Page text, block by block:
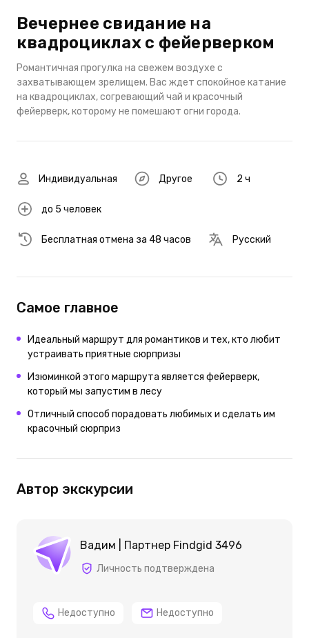
Вечернее свидание на
квадроциклах с фейерверком
Романтичная прогулка на свежем воздухе с
захватывающем зрелищем. Вас ждет спокойное катание
на квадроциклах, согревающий чай и красочный
фейерверк, которому не помешают огни города.
Индивидуальная Другое 2 ч
до 5 человек
Бесплатная отмена за 48 часов Русский
Самое главное
Идеальный маршрут для романтиков и тех, кто любит
устраивать приятные сюрпризы
Изюминкой этого маршрута является фейерверк,
который мы запустим в лесу
Отличный способ порадовать любимых и сделать им
красочный сюрприз
Автор экскурсии
Вадим | Партнер Findgid 3496
Личность подтверждена
Недоступно Недоступно